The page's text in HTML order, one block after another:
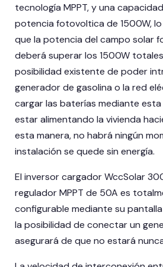
tecnología MPPT, y una
potencia fotovoltica de 1500W,
que la potencia del campo solar
deberá superar los 1500W
posibilidad existente de poder
generador de gasolina o la red
cargar las baterías mediante
estar alimentando la vivienda
esta manera, no habrá ningún
instalación se quede sin energía.
El inversor cargador WccSolar
regulador MPPT de 50A es
configurable mediante su
la posibilidad de conectar un
asegurará de que no estará